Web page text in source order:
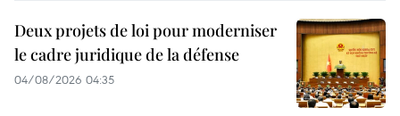
Deux projets de loi pour moderniser
le cadre juridique de la défense
04/08/2026 04:35